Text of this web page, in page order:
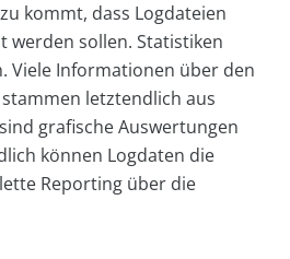
kommt, dass Logdateien
werden sollen. Statistiken
Viele Informationen über den
letztendlich aus
grafische Auswertungen
können Logdaten die
Reporting über die